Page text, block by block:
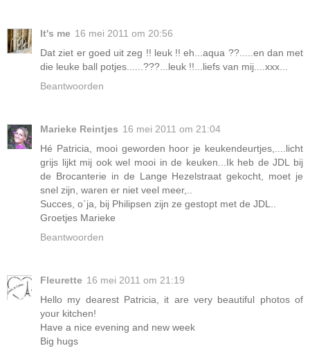
It's me 16 mei 2011 om 20:56
Dat ziet er goed uit zeg !! leuk !! eh...aqua ??.....en dan met
die leuke ball potjes......???...leuk !!...liefs van mij....xxx...
Beantwoorden
Marieke Reintjes 16 mei 2011 om 21:04
Hé Patricia, mooi geworden hoor je keukendeurtjes,....licht
grijs lijkt mij ook wel mooi in de keuken...Ik heb de JDL bij
de Brocanterie in de Lange Hezelstraat gekocht, moet je
snel zijn, waren er niet veel meer,..
Succes, o`ja, bij Philipsen zijn ze gestopt met de JDL..
Groetjes Marieke
Beantwoorden
Fleurette 16 mei 2011 om 21:19
Hello my dearest Patricia, it are very beautiful photos of
your kitchen!
Have a nice evening and new week
Big hugs